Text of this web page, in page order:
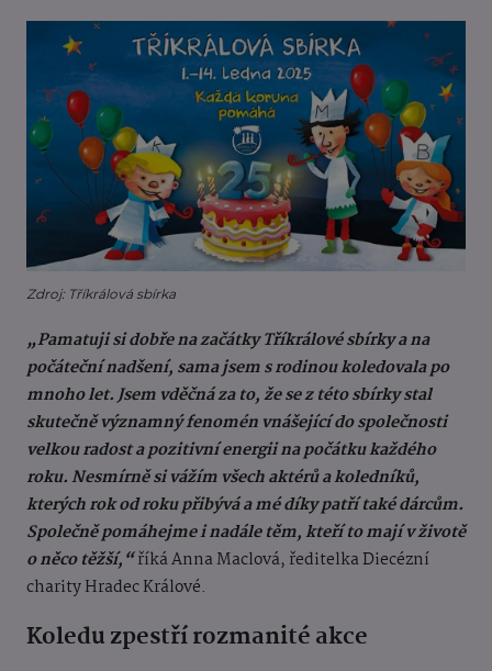
Zdroj: Tříkrálová sbírka
„Pamatuji si dobře na začátky Tříkrálové sbírky a na
počáteční nadšení, sama jsem s rodinou koledovala po
mnoho let. Jsem vděčná za to, že se z této sbírky stal
skutečně významný fenomén vnášející do společnosti
velkou radost a pozitivní energii na počátku každého
roku. Nesmírně si vážím všech aktérů a koledníků,
kterých rok od roku přibývá a mé díky patří také dárcům.
Společně pomáhejme i nadále těm, kteří to mají v životě
o něco těžší,“říká Anna Maclová, ředitelka Diecézní
charity Hradec Králové.
Koledu zpestří rozmanité akce